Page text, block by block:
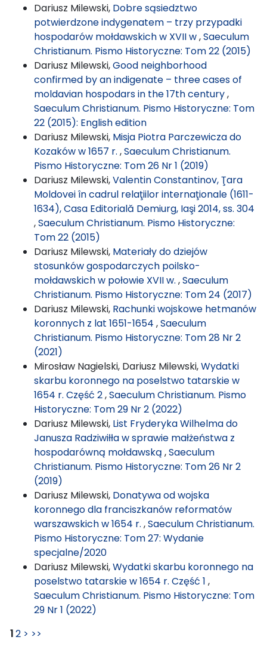
Dariusz Milewski, Dobre sąsiedztwo
potwierdzone indygenatem – trzy przypadki
hospodarów mołdawskich w XVII w,Saeculum
Christianum. Pismo Historyczne: Tom 22 (2015)
Dariusz Milewski,Good neighborhood
confirmed by an indigenate – three cases of
moldavian hospodars in the 17th century,
Saeculum Christianum. Pismo Historyczne: Tom
22 (2015): English edition
Dariusz Milewski, Misja Piotra Parczewicza do
Kozaków w 1657 r. ,Saeculum Christianum.
Pismo Historyczne: Tom 26 Nr 1 (2019)
Dariusz Milewski,Valentin Constantinov, Ţara
Moldovei în cadrul relaţiilor internaţionale (1611-
1634), Casa Editorială Demiurg, Iaşi 2014, ss. 304
,Saeculum Christianum. Pismo Historyczne:
Tom 22 (2015)
Dariusz Milewski, Materiały do dziejów
stosunków gospodarczych poilsko-
mołdawskich w połowie XVII w. ,Saeculum
Christianum. Pismo Historyczne: Tom 24 (2017)
Dariusz Milewski, Rachunki wojskowe hetmanów
koronnych z lat 1651-1654 ,Saeculum
Christianum. Pismo Historyczne: Tom 28 Nr 2
(2021)
Mirosław Nagielski, Dariusz Milewski,Wydatki
skarbu koronnego na poselstwo tatarskie w
1654 r. Część 2,Saeculum Christianum. Pismo
Historyczne: Tom 29 Nr 2 (2022)
Dariusz Milewski, List Fryderyka Wilhelma do
Janusza Radziwiłła w sprawie małżeństwa z
hospodarówną mołdawską ,Saeculum
Christianum. Pismo Historyczne: Tom 26 Nr 2
(2019)
Dariusz Milewski, Donatywa od wojska
koronnego dla franciszkanów reformatów
warszawskich w 1654 r. ,Saeculum Christianum.
Pismo Historyczne: Tom 27: Wydanie
specjalne/2020
Dariusz Milewski,Wydatki skarbu koronnego na
poselstwo tatarskie w 1654 r. Część 1 ,
Saeculum Christianum. Pismo Historyczne: Tom
29 Nr 1 (2022)
12 > >>